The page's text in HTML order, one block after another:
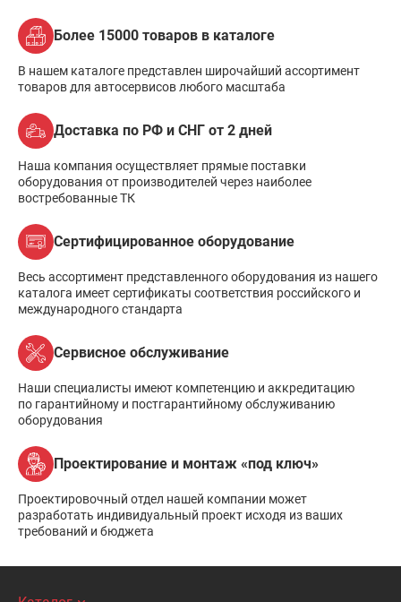
Более 15000 товаров в каталоге
В нашем каталоге представлен широчайший ассортимент
товаров для автосервисов любого масштаба
Доставка по РФ и СНГ от 2 дней
Наша компания осуществляет прямые поставки
оборудования от производителей через наиболее
востребованные ТК
Сертифицированное оборудование
Весь ассортимент представленного оборудования из нашего
каталога имеет сертификаты соответствия российского и
международного стандарта
Сервисное обслуживание
Наши специалисты имеют компетенцию и аккредитацию
по гарантийному и постгарантийному обслуживанию
оборудования
Проектирование и монтаж «под ключ»
Проектировочный отдел нашей компании может
разработать индивидуальный проект исходя из ваших
требований и бюджета